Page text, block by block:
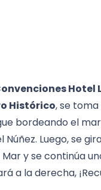
Hotel
Histórico, se toma
bordeando el
Luego, se
y se continúa
a la derecha,